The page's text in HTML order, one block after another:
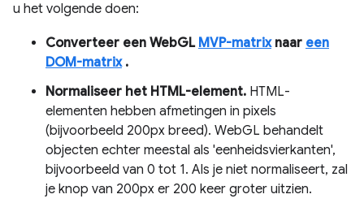
u het volgende doen:
Converteer een WebGL MVP-matrixnaar een
DOM-matrix.
Normaliseer het HTML-element. HTML-
elementen hebben afmetingen in pixels
(bijvoorbeeld 200px breed). WebGL behandelt
objecten echter meestal als 'eenheidsvierkanten',
bijvoorbeeld van 0 tot 1. Als je niet normaliseert, zal
je knop van 200px er 200 keer groter uitzien.